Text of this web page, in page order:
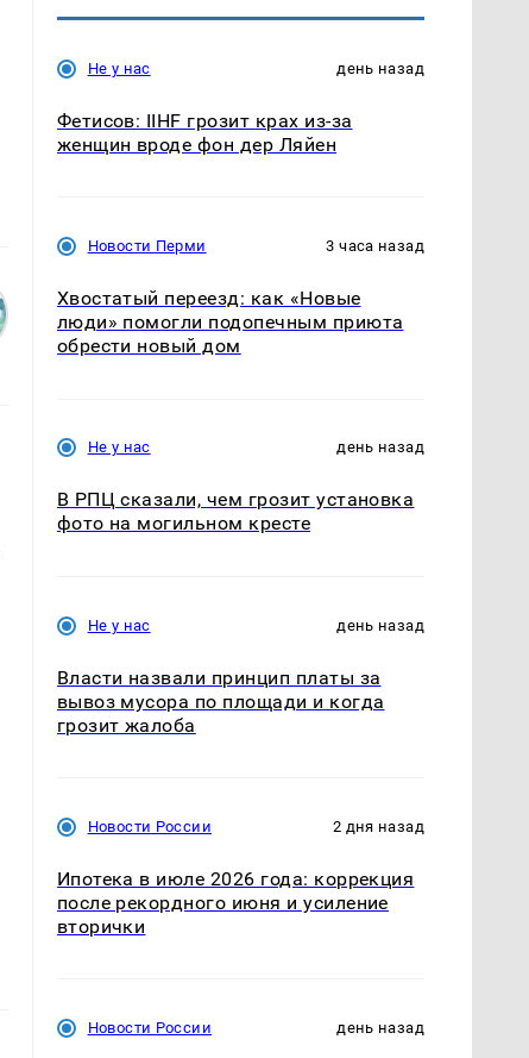
Не у нас день назад
Фетисов: IIHF грозит крах из-за
женщин вроде фон дер Ляйен
Новости Перми 3 часа назад
Хвостатый переезд: как «Новые
люди» помогли подопечным приюта
обрести новый дом
Не у нас день назад
В РПЦ сказали, чем грозит установка
фото на могильном кресте
Не у нас день назад
Власти назвали принцип платы за
вывоз мусора по площади и когда
грозит жалоба
Новости России 2 дня назад
Ипотека в июле 2026 года: коррекция
после рекордного июня и усиление
вторички
Новости России день назад